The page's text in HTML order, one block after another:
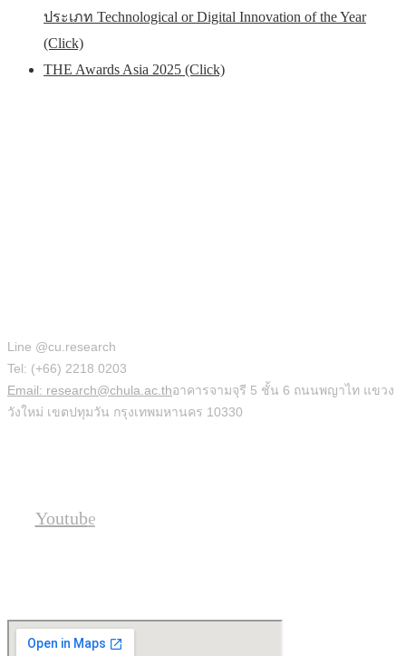
ประเภท Technological or Digital Innovation of the Year
(Click)
THE Awards Asia 2025 (Click)
Line @cu.research
Tel: (+66) 2218 0203
Email: research@chula.ac.thอาคารจามจุรี 5 ชั้น 6 ถนนพญาไท แขวง
วังใหม่ เขตปทุมวัน กรุงเทพมหานคร 10330
Youtube